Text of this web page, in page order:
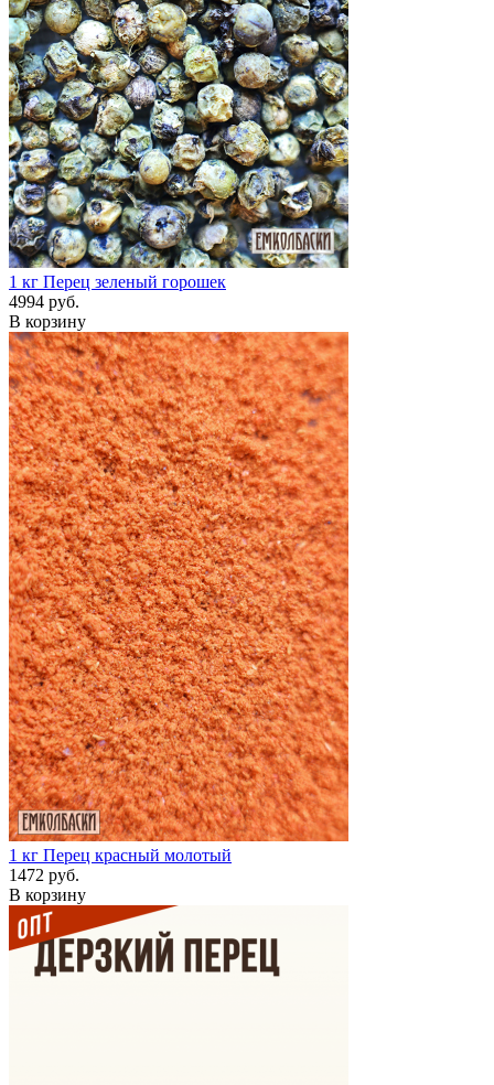
1 кг Перец зеленый горошек
4994 руб.
В корзину
1 кг Перец красный молотый
1472 руб.
В корзину